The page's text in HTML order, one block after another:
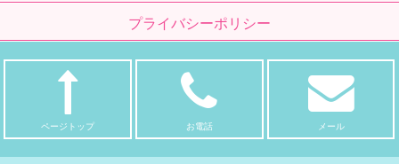
プライバシーポリシー
ページトップ お電話 メール